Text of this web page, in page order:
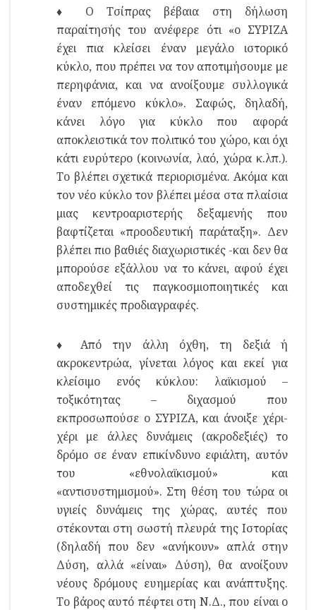
♦ Ο Τσίπρας βέβαια στη δήλωση
παραίτησής του ανέφερε ότι «ο ΣΥΡΙΖΑ
έχει πια κλείσει έναν μεγάλο ιστορικό
κύκλο, που πρέπει να τον αποτιμήσουμε με
περηφάνια, και να ανοίξουμε συλλογικά
έναν επόμενο κύκλο». Σαφώς, δηλαδή,
κάνει λόγο για κύκλο που αφορά
αποκλειστικά τον πολιτικό του χώρο, και όχι
κάτι ευρύτερο (κοινωνία, λαό, χώρα κ.λπ.).
Το βλέπει σχετικά περιορισμένα. Ακόμα και
τον νέο κύκλο τον βλέπει μέσα στα πλαίσια
μιας κεντροαριστερής δεξαμενής που
βαφτίζεται «προοδευτική παράταξη». Δεν
βλέπει πιο βαθιές διαχωριστικές -και δεν θα
μπορούσε εξάλλου να το κάνει, αφού έχει
αποδεχθεί τις παγκοσμιοποιητικές και
συστημικές προδιαγραφές.
♦ Από την άλλη όχθη, τη δεξιά ή
ακροκεντρώα, γίνεται λόγος και εκεί για
κλείσιμο ενός κύκλου: λαϊκισμού –
τοξικότητας – διχασμού που
εκπροσωπούσε ο ΣΥΡΙΖΑ, και άνοιξε χέρι-
χέρι με άλλες δυνάμεις (ακροδεξιές) το
δρόμο σε έναν επικίνδυνο εφιάλτη, αυτόν
του «εθνολαϊκισμού» και
«αντισυστημισμού». Στη θέση του τώρα οι
υγιείς δυνάμεις της χώρας, αυτές που
στέκονται στη σωστή πλευρά της Ιστορίας
(δηλαδή που δεν «ανήκουν» απλά στην
Δύση, αλλά «είναι» Δύση), θα ανοίξουν
νέους δρόμους ευημερίας και ανάπτυξης.
Το βάρος αυτό πέφτει στη Ν.Δ., που είναι ο